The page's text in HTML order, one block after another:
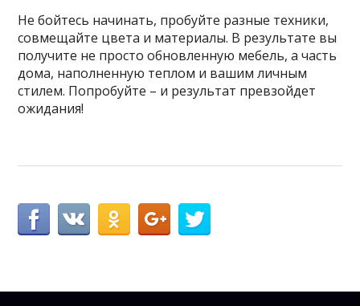
Не бойтесь начинать, пробуйте разные техники,
совмещайте цвета и материалы. В результате вы
получите не просто обновленную мебель, а часть
дома, наполненную теплом и вашим личным
стилем. Попробуйте – и результат превзойдет
ожидания!